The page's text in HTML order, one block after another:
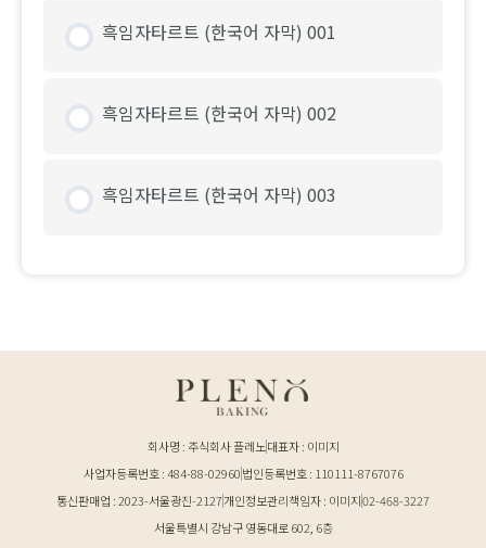
흑임자타르트 (한국어 자막) 001
흑임자타르트 (한국어 자막) 002
흑임자타르트 (한국어 자막) 003
회사명 : 주식회사 플레노대표자 : 이미지
사업자등록번호 : 484-88-02960법인등록번호 : 110111-8767076
통신판매업 : 2023-서울광진-2127개인정보관리책임자 : 이미지02-468-3227
서울특별시 강남구 영동대로 602, 6층